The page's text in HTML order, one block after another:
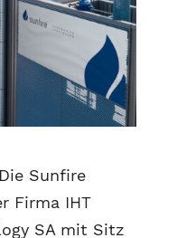
Die Sunfire
Firma IHT
SA mit Sitz